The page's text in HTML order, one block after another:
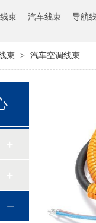
束 汽车线束 导航
束 > 汽车空调线束